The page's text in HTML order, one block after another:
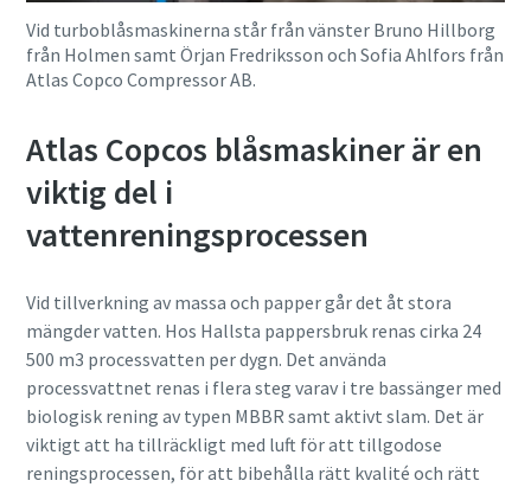
Vid turboblåsmaskinerna står från vänster Bruno Hillborg
från Holmen samt Örjan Fredriksson och Sofia Ahlfors från
Atlas Copco Compressor AB.
Atlas Copcos blåsmaskiner är en
viktig del i
vattenreningsprocessen
Vid tillverkning av massa och papper går det åt stora
mängder vatten. Hos Hallsta pappersbruk renas cirka 24
500 m3 processvatten per dygn. Det använda
processvattnet renas i flera steg varav i tre bassänger med
biologisk rening av typen MBBR samt aktivt slam. Det är
viktigt att ha tillräckligt med luft för att tillgodose
reningsprocessen, för att bibehålla rätt kvalité och rätt